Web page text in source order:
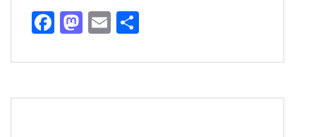
F
e
b
M
to
d
E
ai
l
m
p